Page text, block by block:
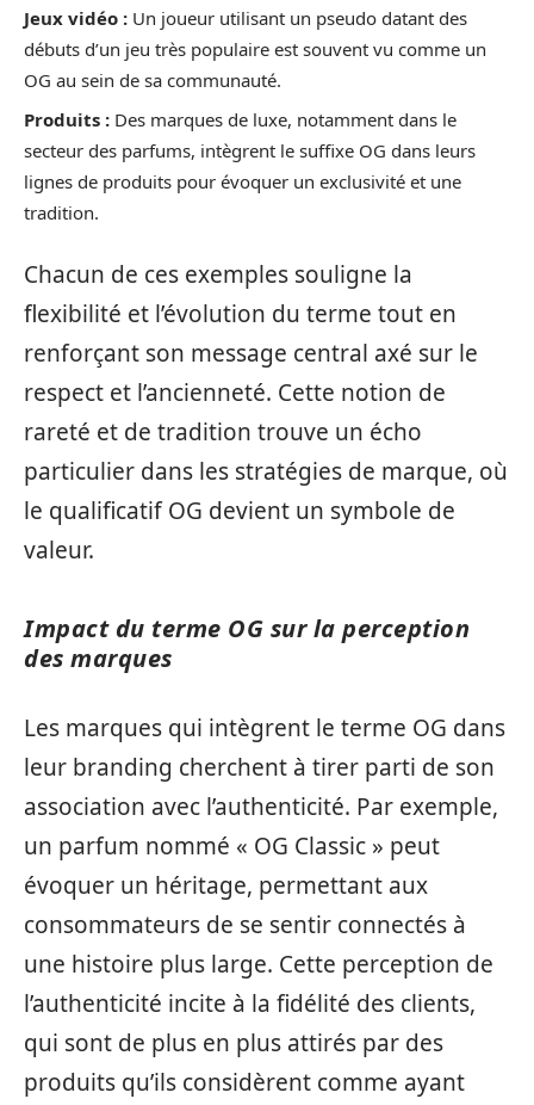
Jeux vidéo : Un joueur utilisant un pseudo datant des
débuts d’un jeu très populaire est souvent vu comme un
OG au sein de sa communauté.
Produits : Des marques de luxe, notamment dans le
secteur des parfums, intègrent le suffixe OG dans leurs
lignes de produits pour évoquer un exclusivité et une
tradition.
Chacun de ces exemples souligne la
flexibilité et l’évolution du terme tout en
renforçant son message central axé sur le
respect et l’ancienneté. Cette notion de
rareté et de tradition trouve un écho
particulier dans les stratégies de marque, où
le qualificatif OG devient un symbole de
valeur.
Impact du terme OG sur la perception
des marques
Les marques qui intègrent le terme OG dans
leur branding cherchent à tirer parti de son
association avec l’authenticité. Par exemple,
un parfum nommé « OG Classic » peut
évoquer un héritage, permettant aux
consommateurs de se sentir connectés à
une histoire plus large. Cette perception de
l’authenticité incite à la fidélité des clients,
qui sont de plus en plus attirés par des
produits qu’ils considèrent comme ayant